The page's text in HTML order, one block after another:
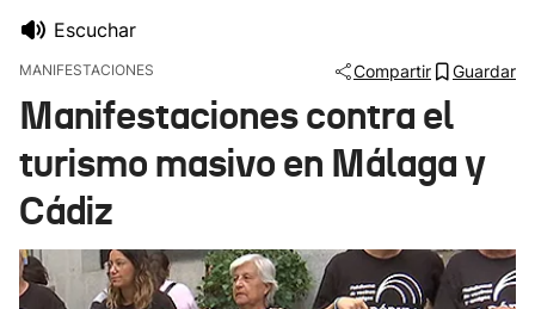
Ikusmiran
Escuchar
MANIFESTACIONES Compartir Guardar
Manifestaciones contra el
turismo masivo en Málaga y
Cádiz